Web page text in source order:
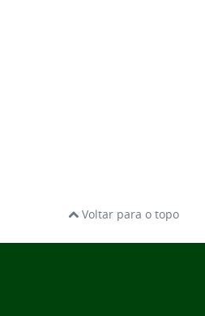
Voltar para o topo